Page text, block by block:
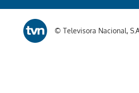
© Televisora Nacional,